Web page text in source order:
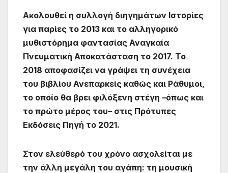
Ακολουθεί η συλλογή διηγηµάτων Ιστορίες
για παρίες το 2013 και το αλληγορικό
µυθιστόρηµα φαντασίας Αναγκαία
Πνευµατική Αποκατάσταση το 2017. Το
2018 αποφασίζει να γράψει τη συνέχεια
του βιβλίου Ανεπαρκείς καθώς και Ράθυµοι,
το οποίο θα βρει φιλόξενη στέγη –όπως και
το πρώτο µέρος του– στις Πρότυπες
Εκδόσεις Πηγή το 2021.
Στον ελεύθερό του χρόνο ασχολείται µε
την άλλη µεγάλη του αγάπη: τη µουσική